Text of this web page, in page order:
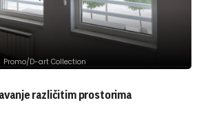
Promo/D-art Collection
različitim prostorima